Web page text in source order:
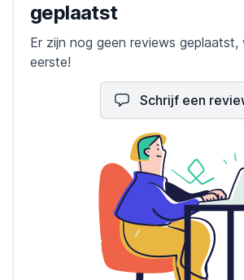
geplaatst
Er zijn nog geen reviews geplaatst,
eerste!
Schrijf een